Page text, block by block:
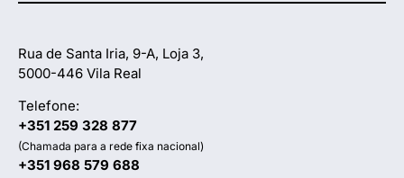
Rua de Santa Iria, 9-A, Loja 3,
5000-446 Vila Real
Telefone:
+351 259 328 877
(Chamada para a rede fixa nacional)
+351 968 579 688